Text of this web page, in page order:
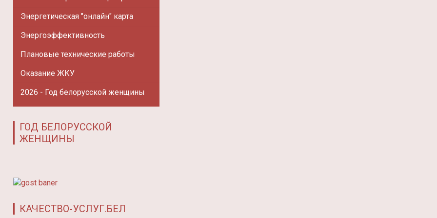
Энергетическая "онлайн" карта
Энергоэффективность
Плановые технические работы
Оказание ЖКУ
2026 - Год белорусской женщины
ГОД БЕЛОРУССКОЙ
ЖЕНЩИНЫ
КАЧЕСТВО-УСЛУГ.БЕЛ